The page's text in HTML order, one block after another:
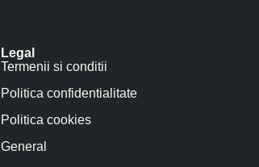
Legal
Termenii si conditii
Politica confidentialitate
Politica cookies
General